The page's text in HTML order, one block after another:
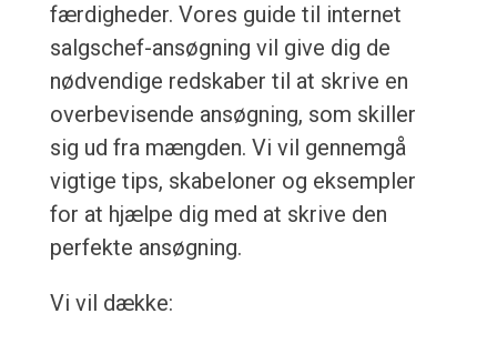
færdigheder. Vores guide til internet
salgschef-ansøgning vil give dig de
nødvendige redskaber til at skrive en
overbevisende ansøgning, som skiller
sig ud fra mængden. Vi vil gennemgå
vigtige tips, skabeloner og eksempler
for at hjælpe dig med at skrive den
perfekte ansøgning.
Vi vil dække: